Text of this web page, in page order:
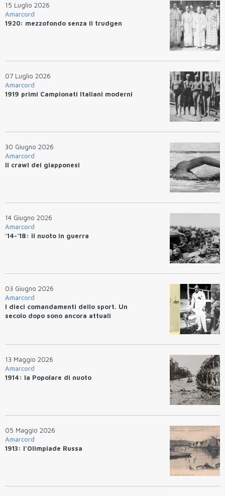
15 Luglio 2026
Amarcord
1920: mezzofondo senza il trudgen
07 Luglio 2026
Amarcord
1919 primi Campionati Italiani moderni
30 Giugno 2026
Amarcord
Il crawl dei giapponesi
14 Giugno 2026
Amarcord
'14-'18: il nuoto in guerra
03 Giugno 2026
Amarcord
I dieci comandamenti dello sport. Un
secolo dopo sono ancora attuali
13 Maggio 2026
Amarcord
1914: la Popolare di nuoto
05 Maggio 2026
Amarcord
1913: l’Olimpiade Russa